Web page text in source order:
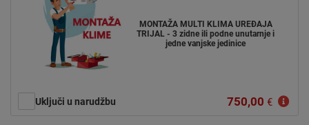
MONTAŽA MULTI KLIMA UREĐAJA
TRIJAL - 3 zidne ili podne unutarnje i
jedne vanjske jedinice
Uključi u narudžbu 750,00 €